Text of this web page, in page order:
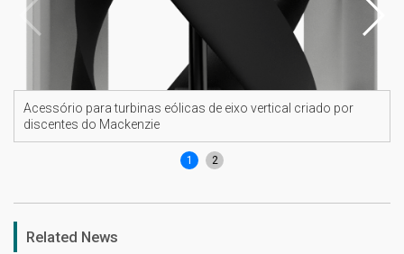
Acessório para turbinas eólicas de eixo vertical criado por
discentes do Mackenzie
1 2
Related News